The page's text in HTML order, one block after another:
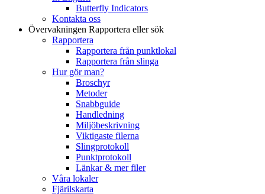
Butterfly Indicators
Kontakta oss
Övervakningen Rapportera eller sök
Rapportera
Rapportera från punktlokal
Rapportera från slinga
Hur gör man?
Broschyr
Metoder
Snabbguide
Handledning
Miljöbeskrivning
Viktigaste filerna
Slingprotokoll
Punktprotokoll
Länkar & mer filer
Våra lokaler
Fjärilskarta